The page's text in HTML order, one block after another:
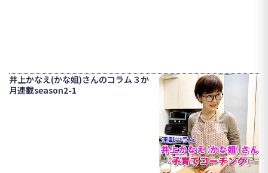
井上かなえ(かな姐)さんのコラム３か
月連載season2-1